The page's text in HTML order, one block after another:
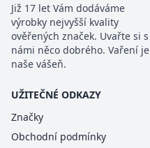
Již 17 let Vám dodáváme
výrobky nejvyšší kvality
ověřených značek. Uvařte si s
námi něco dobrého. Vaření je
naše vášeň.
UŽITEČNÉ ODKAZY
Značky
Obchodní podmínky